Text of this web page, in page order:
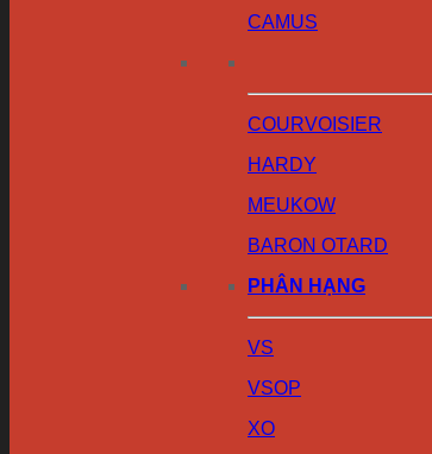
CAMUS
COURVOISIER
HARDY
MEUKOW
BARON OTARD
PHÂN HẠNG
VS
VSOP
XO